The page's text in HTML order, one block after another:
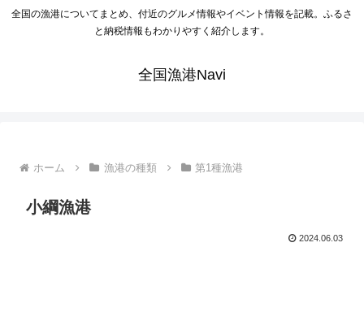
全国の漁港についてまとめ、付近のグルメ情報やイベント情報を記載。ふるさ
と納税情報もわかりやすく紹介します。
全国漁港Navi
ホーム 漁港の種類 第1種漁港
小綱漁港
2024.06.03